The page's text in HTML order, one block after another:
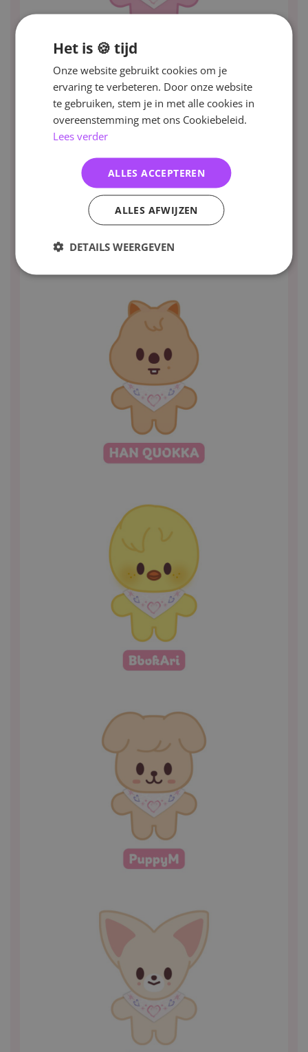
Het is 🍪 tijd
Onze website gebruikt cookies om je
ervaring te verbeteren. Door onze website
te gebruiken, stem je in met alle cookies in
overeenstemming met ons Cookiebeleid.
Lees verder
ALLES ACCEPTEREN
ALLES AFWIJZEN
DETAILS WEERGEVEN